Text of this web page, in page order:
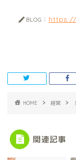
BLOG：
HOME 経営
関連記事